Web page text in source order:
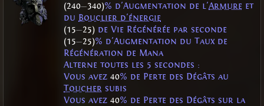
(240—340)% d'Augmentation de l'Armure et
du Bouclier d'énergie
(15—25) de Vie Régénérée par seconde
(15—25)% d'Augmentation du Taux de
Régénération de Mana
Alterne toutes les 5 secondes :
Vous avez 40% de Perte des Dégâts au
Toucher subis
Vous avez 40% de Perte des Dégâts sur la